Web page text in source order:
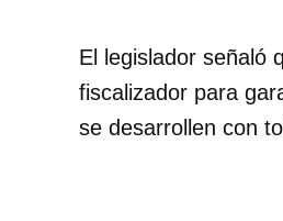
El legislador señaló
fiscalizador para
se desarrollen con